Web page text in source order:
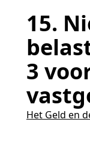
15.
3
Het Geld en